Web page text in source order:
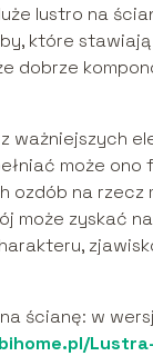
lustro na
które
dobrze
ważniejszych
może
ozdób na rzecz
może zyskać
ścianę: w